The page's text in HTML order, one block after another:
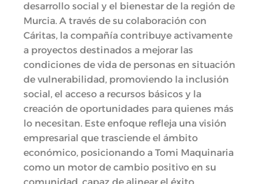
desarrollo social y el bienestar de la región de
Murcia. A través de su colaboración con
Cáritas, la compañía contribuye activamente
a proyectos destinados a mejorar las
condiciones de vida de personas en situación
de vulnerabilidad, promoviendo la inclusión
social, el acceso a recursos básicos y la
creación de oportunidades para quienes más
lo necesitan. Este enfoque refleja una visión
empresarial que trasciende el ámbito
económico, posicionando a Tomi Maquinaria
como un motor de cambio positivo en su